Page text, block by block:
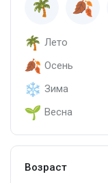
Лето
Осень
Зима
Весна
Возраст